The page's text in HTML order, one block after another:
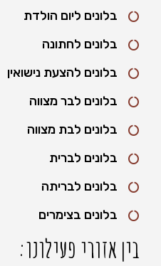
בלונים ליום הולדת
בלונים לחתונה
בלונים להצעת נישואין
בלונים לבר מצווה
בלונים לבת מצווה
בלונים לברית
בלונים לבריתה
בלונים בצימרים
בין אזורי פעילונו: